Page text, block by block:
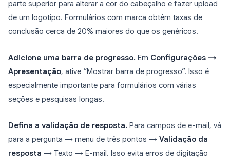
parte superior para alterar a cor do cabeçalho e fazer upload
de um logotipo. Formulários com marca obtêm taxas de
conclusão cerca de 20% maiores do que os genéricos.
Adicione uma barra de progresso. Em Configurações →
Apresentação, ative “Mostrar barra de progresso”. Isso é
especialmente importante para formulários com várias
seções e pesquisas longas.
Defina a validação de resposta. Para campos de e-mail, vá
para a pergunta → menu de três pontos → Validação da
resposta → Texto → E-mail. Isso evita erros de digitação